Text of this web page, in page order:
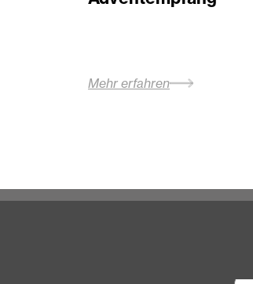
Mehr erfahren